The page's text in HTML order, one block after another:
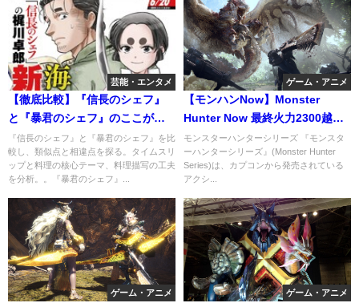
芸能・エンタメ
【徹底比較】『信長のシェフ』
と『暴君のシェフ』のここが似
てる、ここは違う。パクリはど
ちらか？
『信長のシェフ』と『暴君のシェフ』を比
較し、類似点と相違点を探る。タイムスリ
ップと料理の核心テーマ、料理描写の工夫
を分析。。『暴君のシェフ』...
ゲーム・アニメ
【モンハンNow】Monster
Hunter Now 最終火力2300越
え！リオレウス太刀の火力がウ
ケるｗ
モンスターハンターシリーズ 『モンスタ
ーハンターシリーズ』(Monster Hunter
Series)は、カプコンから発売されている
アクシ...
ゲーム・アニメ ゲーム・アニメ